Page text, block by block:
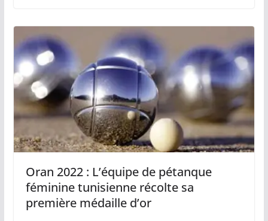
Oran 2022 : L’équipe de pétanque
féminine tunisienne récolte sa
première médaille d’or